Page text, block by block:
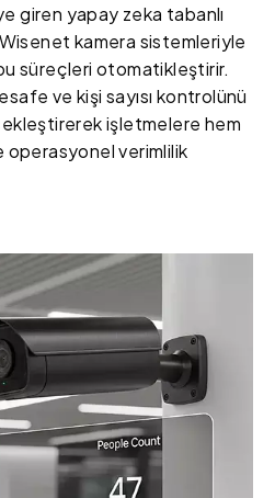
giren yapay zeka tabanlı
kamera sistemleriyle
süreçleri otomatikleştirir.
ve kişi sayısı kontrolünü
işletmelere hem
operasyonel verimlilik